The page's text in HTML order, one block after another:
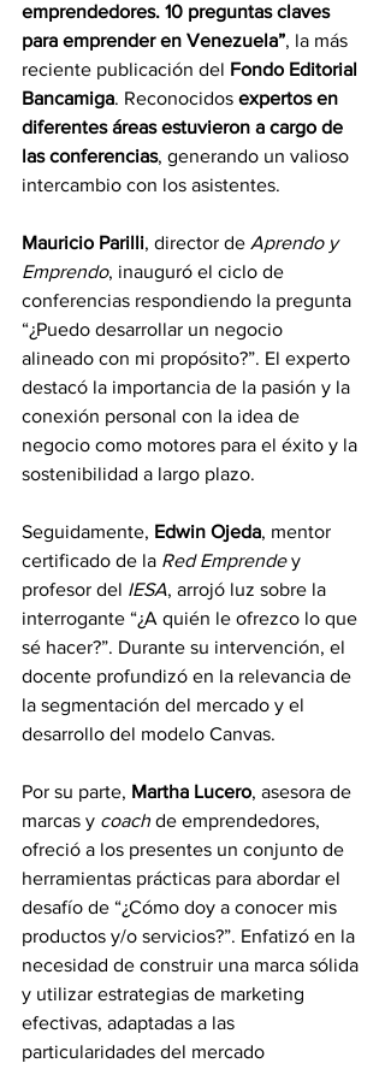
emprendedores. 10 preguntas claves
para emprender en Venezuela”, la más
reciente publicación del Fondo Editorial
Bancamiga. Reconocidos expertos en
diferentes áreas estuvieron a cargo de
las conferencias, generando un valioso
intercambio con los asistentes.
Mauricio Parilli, director de Aprendo y
Emprendo, inauguró el ciclo de
conferencias respondiendo la pregunta
“¿Puedo desarrollar un negocio
alineado con mi propósito?”. El experto
destacó la importancia de la pasión y la
conexión personal con la idea de
negocio como motores para el éxito y la
sostenibilidad a largo plazo.
Seguidamente, Edwin Ojeda, mentor
certificado de la Red Emprende y
profesor del IESA, arrojó luz sobre la
interrogante “¿A quién le ofrezco lo que
sé hacer?”. Durante su intervención, el
docente profundizó en la relevancia de
la segmentación del mercado y el
desarrollo del modelo Canvas.
Por su parte, Martha Lucero, asesora de
marcas y coach de emprendedores,
ofreció a los presentes un conjunto de
herramientas prácticas para abordar el
desafío de “¿Cómo doy a conocer mis
productos y/o servicios?”. Enfatizó en la
necesidad de construir una marca sólida
y utilizar estrategias de marketing
efectivas, adaptadas a las
particularidades del mercado